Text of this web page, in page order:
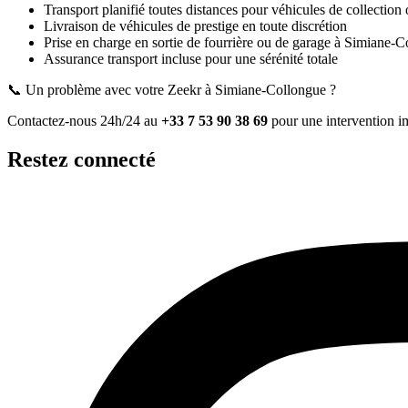
Transport planifié toutes distances pour véhicules de collection
Livraison de véhicules de prestige en toute discrétion
Prise en charge en sortie de fourrière ou de garage à Simiane-
Assurance transport incluse pour une sérénité totale
📞 Un problème avec votre Zeekr à Simiane-Collongue ?
Contactez-nous 24h/24 au +33 7 53 90 38 69 pour une intervention
Restez connecté